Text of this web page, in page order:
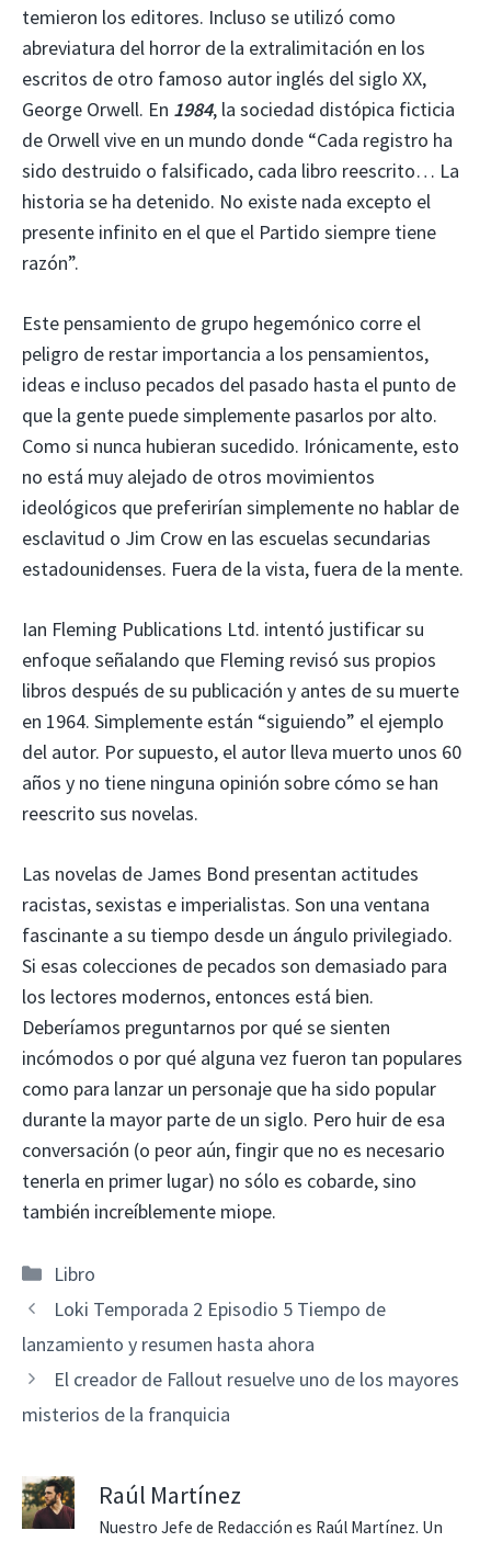
temieron los editores. Incluso se utilizó como
abreviatura del horror de la extralimitación en los
escritos de otro famoso autor inglés del siglo XX,
George Orwell. En 1984, la sociedad distópica ficticia
de Orwell vive en un mundo donde “Cada registro ha
sido destruido o falsificado, cada libro reescrito… La
historia se ha detenido. No existe nada excepto el
presente infinito en el que el Partido siempre tiene
razón”.
Este pensamiento de grupo hegemónico corre el
peligro de restar importancia a los pensamientos,
ideas e incluso pecados del pasado hasta el punto de
que la gente puede simplemente pasarlos por alto.
Como si nunca hubieran sucedido. Irónicamente, esto
no está muy alejado de otros movimientos
ideológicos que preferirían simplemente no hablar de
esclavitud o Jim Crow en las escuelas secundarias
estadounidenses. Fuera de la vista, fuera de la mente.
Ian Fleming Publications Ltd. intentó justificar su
enfoque señalando que Fleming revisó sus propios
libros después de su publicación y antes de su muerte
en 1964. Simplemente están “siguiendo” el ejemplo
del autor. Por supuesto, el autor lleva muerto unos 60
años y no tiene ninguna opinión sobre cómo se han
reescrito sus novelas.
Las novelas de James Bond presentan actitudes
racistas, sexistas e imperialistas. Son una ventana
fascinante a su tiempo desde un ángulo privilegiado.
Si esas colecciones de pecados son demasiado para
los lectores modernos, entonces está bien.
Deberíamos preguntarnos por qué se sienten
incómodos o por qué alguna vez fueron tan populares
como para lanzar un personaje que ha sido popular
durante la mayor parte de un siglo. Pero huir de esa
conversación (o peor aún, fingir que no es necesario
tenerla en primer lugar) no sólo es cobarde, sino
también increíblemente miope.
Categorías
Libro
Loki Temporada 2 Episodio 5 Tiempo de
lanzamiento y resumen hasta ahora
El creador de Fallout resuelve uno de los mayores
misterios de la franquicia
Raúl Martínez
Nuestro Jefe de Redacción es Raúl Martínez. Un